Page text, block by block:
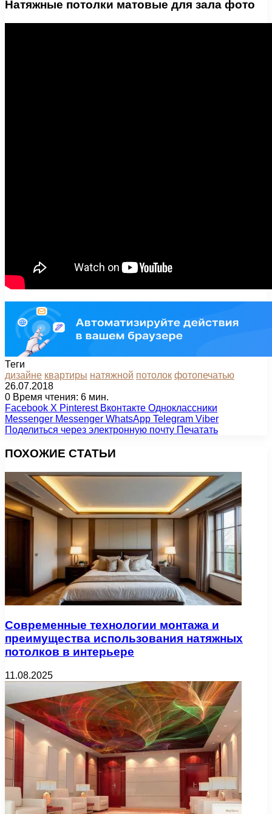
Натяжные потолки матовые для зала фото
Теги
дизайне квартиры натяжной потолок фотопечатью
26.07.2018
0 Время чтения: 6 мин.
Facebook X Pinterest Вконтакте Одноклассники
Messenger Messenger WhatsApp Telegram Viber
Поделиться через электронную почту Печатать
ПОХОЖИЕ СТАТЬИ
Современные технологии монтажа и
преимущества использования натяжных
потолков в интерьере
11.08.2025